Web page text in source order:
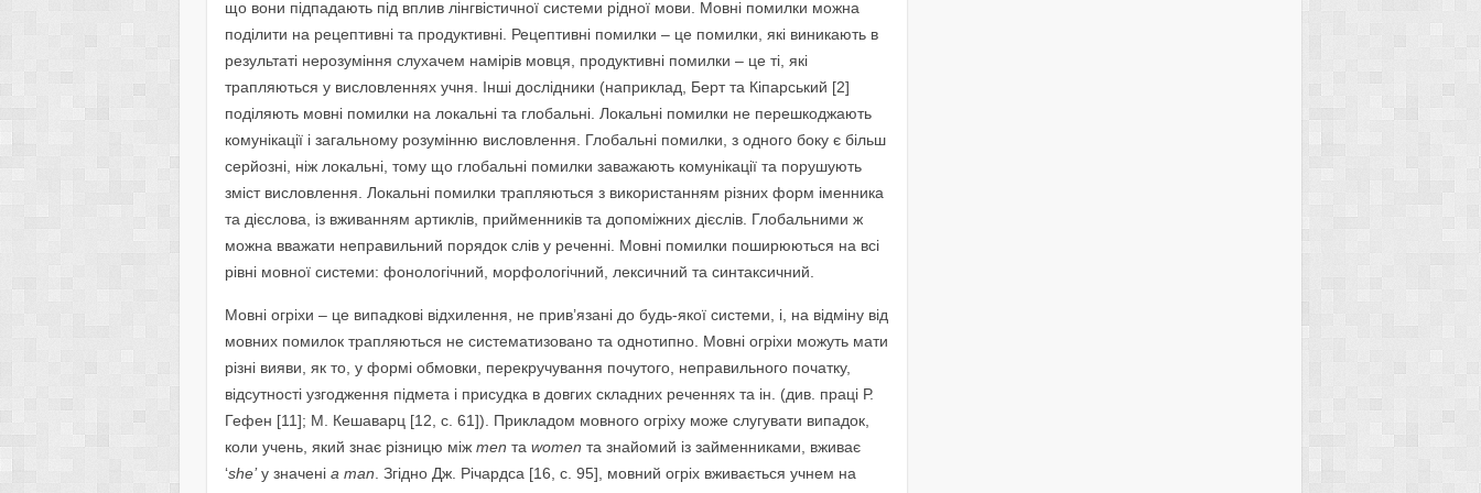
що вони підпадають під вплив лінгвістичної системи рідної мови. Мовні помилки можна
поділити на рецептивні та продуктивні. Рецептивні помилки – це помилки, які виникають в
результаті нерозуміння слухачем намірів мовця, продуктивні помилки – це ті, які
трапляються у висловленнях учня. Інші дослідники (наприклад, Берт та Кіпарський [2]
поділяють мовні помилки на локальні та глобальні. Локальні помилки не перешкоджають
комунікації і загальному розумінню висловлення. Глобальні помилки, з одного боку є більш
серйозні, ніж локальні, тому що глобальні помилки заважають комунікації та порушують
зміст висловлення. Локальні помилки трапляються з використанням різних форм іменника
та дієслова, із вживанням артиклів, прийменників та допоміжних дієслів. Глобальними ж
можна вважати неправильний порядок слів у реченні. Мовні помилки поширюються на всі
рівні мовної системи: фонологічний, морфологічний, лексичний та синтаксичний.
Мовні огріхи – це випадкові відхилення, не прив’язані до будь-якої системи, і, на відміну від
мовних помилок трапляються не систематизовано та однотипно. Мовні огріхи можуть мати
різні вияви, як то, у формі обмовки, перекручування почутого, неправильного початку,
відсутності узгодження підмета і присудка в довгих складних реченнях та ін. (див. праці Р.
Гефен [11]; М. Кешаварц [12, c. 61]). Прикладом мовного огріху може слугувати випадок,
коли учень, який знає різницю міжmen таwomen та знайомий із займенниками, вживає
‘she’у значеніa man . Згідно Дж. Річардса [16, c. 95], мовний огріх вживається учнем на